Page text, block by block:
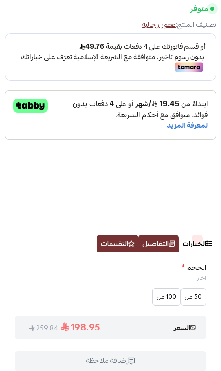
متوفر
تصنيف المنتج:عطور رجالية
الخيارات التفاصيل
التقييمات
الحجم*
اختر
50 مل 100 مل
السعر 198.95
259.84
إضافة ملاحظة